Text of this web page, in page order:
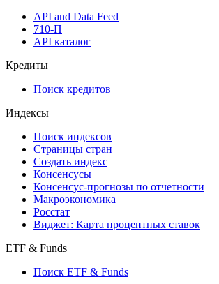
Мобильное приложение Cbonds
API
API and Data Feed
API каталог
Кредиты
Поиск кредитов
Индексы
Поиск индексов
Страницы стран
Создать индекс
Консенсусы
Консенсус-прогнозы по отчетности
Макроэкономика
Виджет: Карта процентных ставок